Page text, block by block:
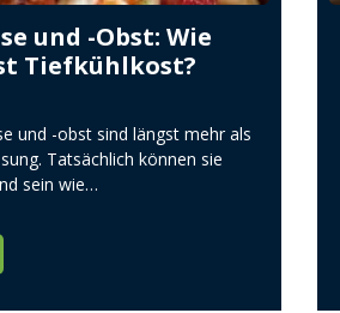
und -Obst: Wie
Tiefkühlkost?
und -obst sind längst mehr als
Tatsächlich können sie
sein wie…